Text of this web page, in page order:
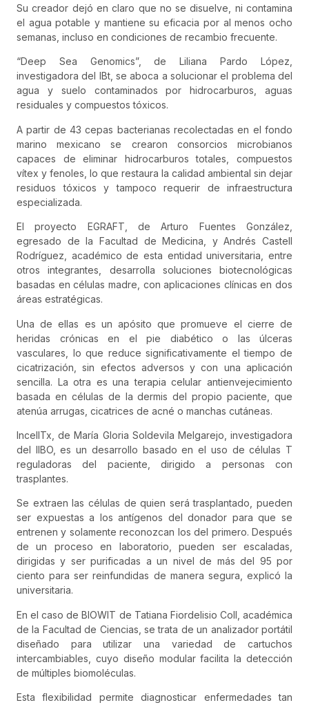
Su creador dejó en claro que no se disuelve, ni contamina
el agua potable y mantiene su eficacia por al menos ocho
semanas, incluso en condiciones de recambio frecuente.
“Deep Sea Genomics”, de Liliana Pardo López,
investigadora del IBt, se aboca a solucionar el problema del
agua y suelo contaminados por hidrocarburos, aguas
residuales y compuestos tóxicos.
A partir de 43 cepas bacterianas recolectadas en el fondo
marino mexicano se crearon consorcios microbianos
capaces de eliminar hidrocarburos totales, compuestos
vítex y fenoles, lo que restaura la calidad ambiental sin dejar
residuos tóxicos y tampoco requerir de infraestructura
especializada.
El proyecto EGRAFT, de Arturo Fuentes González,
egresado de la Facultad de Medicina, y Andrés Castell
Rodríguez, académico de esta entidad universitaria, entre
otros integrantes, desarrolla soluciones biotecnológicas
basadas en células madre, con aplicaciones clínicas en dos
áreas estratégicas.
Una de ellas es un apósito que promueve el cierre de
heridas crónicas en el pie diabético o las úlceras
vasculares, lo que reduce significativamente el tiempo de
cicatrización, sin efectos adversos y con una aplicación
sencilla. La otra es una terapia celular antienvejecimiento
basada en células de la dermis del propio paciente, que
atenúa arrugas, cicatrices de acné o manchas cutáneas.
IncellTx, de María Gloria Soldevila Melgarejo, investigadora
del IIBO, es un desarrollo basado en el uso de células T
reguladoras del paciente, dirigido a personas con
trasplantes.
Se extraen las células de quien será trasplantado, pueden
ser expuestas a los antígenos del donador para que se
entrenen y solamente reconozcan los del primero. Después
de un proceso en laboratorio, pueden ser escaladas,
dirigidas y ser purificadas a un nivel de más del 95 por
ciento para ser reinfundidas de manera segura, explicó la
universitaria.
En el caso de BIOWIT de Tatiana Fiordelisio Coll, académica
de la Facultad de Ciencias, se trata de un analizador portátil
diseñado para utilizar una variedad de cartuchos
intercambiables, cuyo diseño modular facilita la detección
de múltiples biomoléculas.
Esta flexibilidad permite diagnosticar enfermedades tan